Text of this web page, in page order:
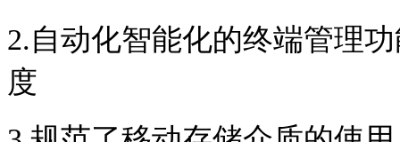
2.自动化智能化的终端管理
度